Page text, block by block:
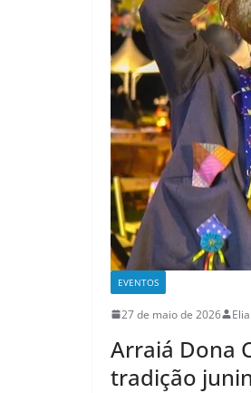
EVENTOS
27 de maio de 2026
Arraiá Dona
tradição